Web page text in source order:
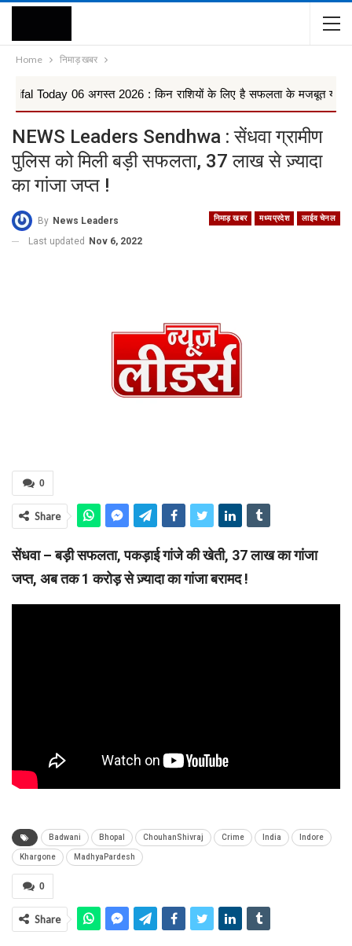
Home निमाड़ खबर
06 अगस्त 2026 : किन राशियों के लिए है सफलता के मजबूत योग, वृषभ,
NEWS Leaders Sendhwa : सेंधवा ग्रामीण
पुलिस को मिली बड़ी सफलता, 37 लाख से ज़्यादा
का गांजा जप्त !
निमाड़ खबर मध्यप्रदेश लाईव चेनल
By News Leaders
Last updated Nov 6, 2022
0
Share
सेंधवा – बड़ी सफलता, पकड़ाई गांजे की खेती, 37 लाख का गांजा
जप्त, अब तक 1 करोड़ से ज़्यादा का गांजा बरामद !
Badwani Bhopal ChouhanShivraj Crime India Indore
Khargone MadhyaPardesh
0
Share